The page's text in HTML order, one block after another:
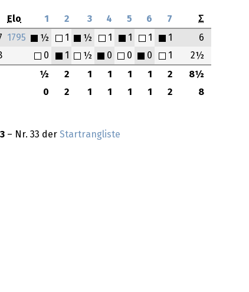
Elo 1 2 3 4 5 6 7 Σ
½ 2 1 1 1 1 2
8½
0 2 1 1 1 1 2 8
1795 ½ 1 ½ 1 1 1 1
6
0 1 ½ 0 0 0 1 2½
– Nr. 33 der Startrangliste